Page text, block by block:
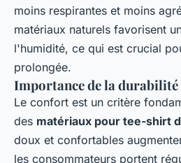
moins respirantes et moins
matériaux naturels favorisent
l'humidité, ce qui est crucial
prolongée.
Importance de la
Le confort est un critère
des matériaux pour tee-shirt
doux et confortables
les consommateurs portent